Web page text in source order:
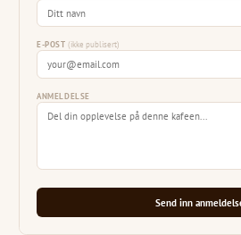
E-POST(ikke publisert)
ANMELDELSE
Send inn